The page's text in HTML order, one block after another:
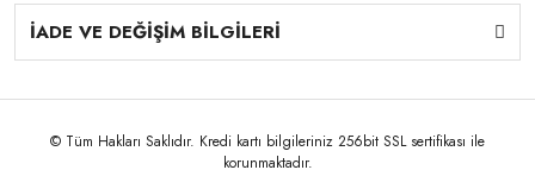
İADE VE DEĞİŞİM BİLGİLERİ
© Tüm Hakları Saklıdır. Kredi kartı bilgileriniz 256bit SSL sertifikası ile
korunmaktadır.